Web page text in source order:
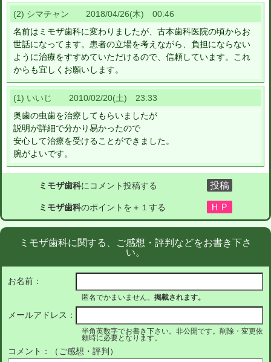
(2) シマチャン 2018/04/26(木) 00:46
名前はミモザ歯科に変わりましたが、古本歯科医院の頃からお
世話になってます。患者の立場を考えながら、負担にならない
ように治療をすすめていただけるので、信頼しています。これ
からも宜しくお願いします。
(1) いいじ 2010/02/20(土) 23:33
奥歯の虫歯を治療してもらいましたが
説明が詳細で分かり易かったので
安心して治療を受けることができました。
腕がよいです。
ミモザ歯科にコメント投稿する
ミモザ歯科のポイントを＋１する
ミモザ歯科に関する、ご感想・評判などをお書き下さ
い。
お名前：
匿名でかまいません。 掲載されます。
メールアドレス：
半角英数字でお書き下さい。非公開です。削除・変更依
頼時に必要となります。
コメント：（ご感想・評判）